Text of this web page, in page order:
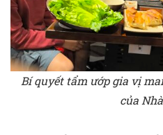
Bí quyết tẩm ướp gia vị
của